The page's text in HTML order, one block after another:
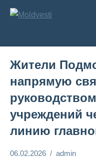
Перейти
Жители
напрямую
учреждений
линию
06.02.2026 admin